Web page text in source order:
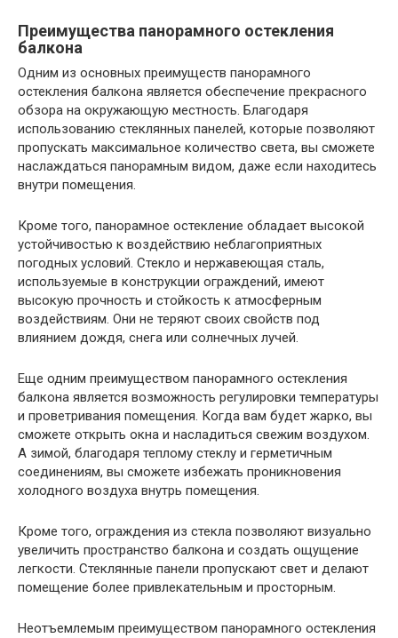
Преимущества панорамного остекления
балкона
Одним из основных преимуществ панорамного
остекления балкона является обеспечение прекрасного
обзора на окружающую местность. Благодаря
использованию стеклянных панелей, которые позволяют
пропускать максимальное количество света, вы сможете
наслаждаться панорамным видом, даже если находитесь
внутри помещения.
Кроме того, панорамное остекление обладает высокой
устойчивостью к воздействию неблагоприятных
погодных условий. Стекло и нержавеющая сталь,
используемые в конструкции ограждений, имеют
высокую прочность и стойкость к атмосферным
воздействиям. Они не теряют своих свойств под
влиянием дождя, снега или солнечных лучей.
Еще одним преимуществом панорамного остекления
балкона является возможность регулировки температуры
и проветривания помещения. Когда вам будет жарко, вы
сможете открыть окна и насладиться свежим воздухом.
А зимой, благодаря теплому стеклу и герметичным
соединениям, вы сможете избежать проникновения
холодного воздуха внутрь помещения.
Кроме того, ограждения из стекла позволяют визуально
увеличить пространство балкона и создать ощущение
легкости. Стеклянные панели пропускают свет и делают
помещение более привлекательным и просторным.
Неотъемлемым преимуществом панорамного остекления